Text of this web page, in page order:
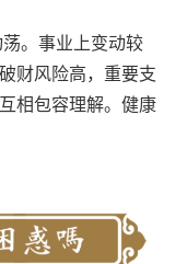
。事业上变动较
财风险高，重要支
相包容理解。健康